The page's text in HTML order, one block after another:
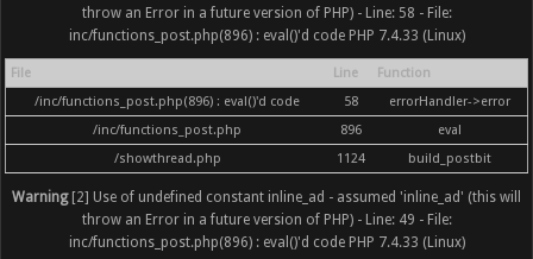
throw an Error in a future version of PHP) - Line: 58 - File:
inc/functions_post.php(896) : eval()'d code PHP 7.4.33 (Linux)
File Line
Function
/inc/functions_post.php(896) : eval()'d code
58
errorHandler->error
/inc/functions_post.php
896
eval
/showthread.php
1124 build_postbit
Warning[2] Use of undefined constant inline_ad - assumed 'inline_ad' (this will
throw an Error in a future version of PHP) - Line: 49 - File:
inc/functions_post.php(896) : eval()'d code PHP 7.4.33 (Linux)